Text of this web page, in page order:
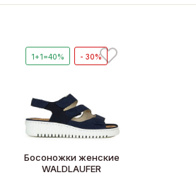
1+1=40% - 30%
Босоножки женские
WALDLAUFER